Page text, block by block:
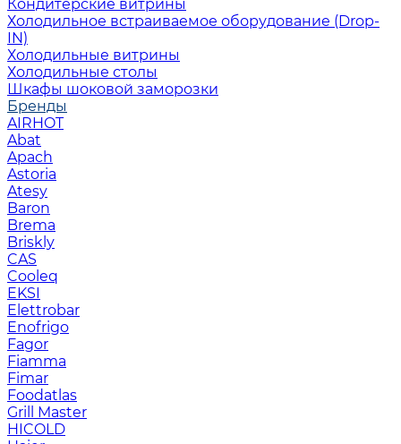
Кондитерские витрины
Холодильное встраиваемое оборудование (Drop-
IN)
Холодильные витрины
Холодильные столы
Шкафы шоковой заморозки
Бренды
AIRHOT
Abat
Apach
Astoria
Atesy
Baron
Brema
Briskly
CAS
Cooleq
EKSI
Elettrobar
Enofrigo
Fagor
Fiamma
Fimar
Foodatlas
Grill Master
HICOLD